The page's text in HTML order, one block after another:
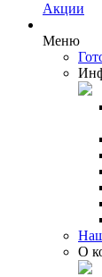
Акции
Меню
О